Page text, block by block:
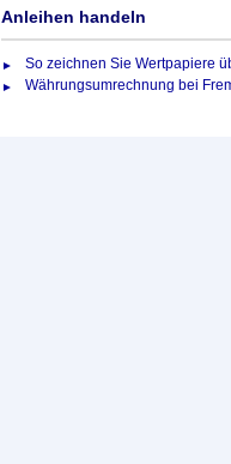
Anleihen handeln
So zeichnen Sie Wertpapiere
Währungsumrechnung bei